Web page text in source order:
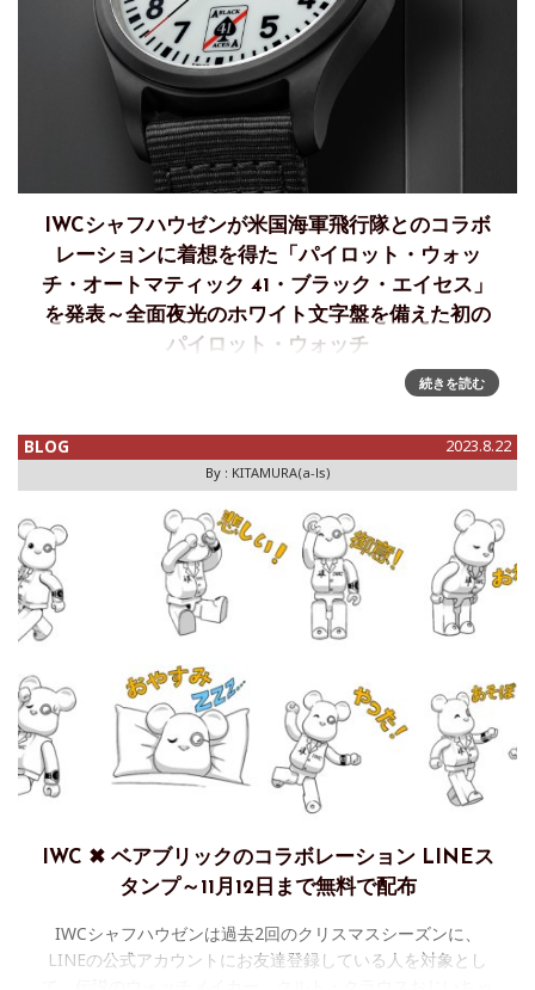
IWCシャフハウゼンが米国海軍飛行隊とのコラボ
レーションに着想を得た「パイロット・ウォッ
チ・オートマティック 41・ブラック・エイセス」
を発表～全面夜光のホワイト文字盤を備えた初の
パイロット・ウォッチ
IWCシャフハウゼンが全面夜光のホワイトの文字盤を備えた
国海軍飛行隊とのコラボレーションに着想を得た最新のタイ
ムピース、パイロット・ウォッチ・オートマティック 41・ブ
ラック・
続きを読む
BLOG 2023.8.22
By : KITAMURA(a-ls)
IWC ✖ ベアブリックのコラボレーション LINEス
タンプ～11月12日まで無料で配布
IWCシャフハウゼンは過去2回のクリスマスシーズンに、
LINEの公式アカウントにお友達登録している人を対象とし